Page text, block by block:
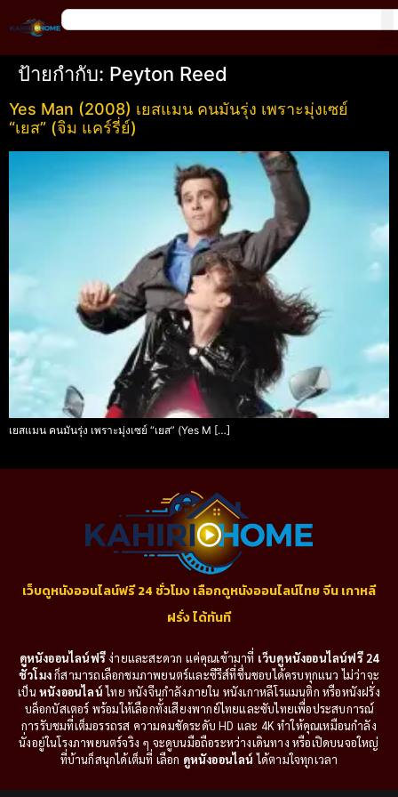
ป้ายกำกับ: Peyton Reed
Yes Man (2008) เยสแมน คนมันรุ่ง เพราะมุ่งเซย์
“เยส” (จิม แคร์รี่ย์)
เยสแมน คนมันรุ่ง เพราะมุ่งเซย์ “เยส” (Yes M […]
เว็บดูหนังออนไลน์ฟรี 24 ชั่วโมง เลือกดูหนังออนไลน์ไทย จีน เกาหลี
ฝรั่ง ได้ทันที
ดูหนังออนไลน์ฟรีง่ายและสะดวก แค่คุณเข้ามาที่ เว็บดูหนังออนไลน์ฟรี 24
ชั่วโมงก็สามารถเลือกชมภาพยนตร์และซีรีส์ที่ชื่นชอบได้ครบทุกแนว ไม่ว่าจะ
เป็นหนังออนไลน์ไทย หนังจีนกำลังภายใน หนังเกาหลีโรแมนติก หรือหนังฝรั่ง
บล็อกบัสเตอร์ พร้อมให้เลือกทั้งเสียงพากย์ไทยและซับไทยเพื่อประสบการณ์
การรับชมที่เต็มอรรถรส ความคมชัดระดับ HD และ 4K ทำให้คุณเหมือนกำลัง
นั่งอยู่ในโรงภาพยนตร์จริง ๆ จะดูบนมือถือระหว่างเดินทาง หรือเปิดบนจอใหญ่
ที่บ้านก็สนุกได้เต็มที่ เลือก ดูหนังออนไลน์ ได้ตามใจทุกเวลา